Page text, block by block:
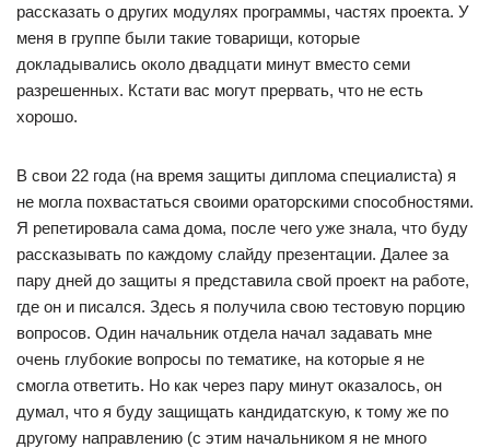
рассказать о других модулях программы, частях проекта. У
меня в группе были такие товарищи, которые
докладывались около двадцати минут вместо семи
разрешенных. Кстати вас могут прервать, что не есть
хорошо.
В свои 22 года (на время защиты диплома специалиста) я
не могла похвастаться своими ораторскими способностями.
Я репетировала сама дома, после чего уже знала, что буду
рассказывать по каждому слайду презентации. Далее за
пару дней до защиты я представила свой проект на работе,
где он и писался. Здесь я получила свою тестовую порцию
вопросов. Один начальник отдела начал задавать мне
очень глубокие вопросы по тематике, на которые я не
смогла ответить. Но как через пару минут оказалось, он
думал, что я буду защищать кандидатскую, к тому же по
другому направлению (с этим начальником я не много